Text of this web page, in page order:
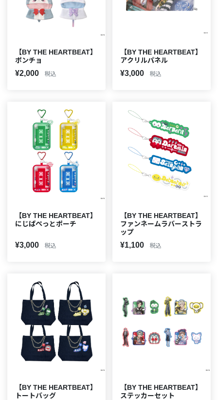
【BY THE HEARTBEAT】
ポンチョ
¥2,000 税込
【BY THE HEARTBEAT】
アクリルパネル
¥3,000 税込
【BY THE HEARTBEAT】
にじぱぺっとポーチ
¥3,000 税込
【BY THE HEARTBEAT】
ファンネームラバーストラ
ップ
¥1,100 税込
【BY THE HEARTBEAT】
トートバッグ
【BY THE HEARTBEAT】
ステッカーセット